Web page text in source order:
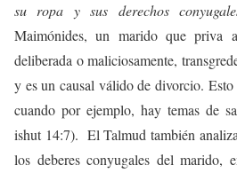
su ropa y sus derechos
Maimónides, un marido que priva
deliberada o maliciosamente,
y es un causal válido de divorcio.
cuando por ejemplo, hay temas de
ishut 14:7). El Talmud también
los deberes conyugales del marido,